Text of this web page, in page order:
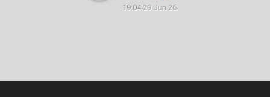
19:04 29 Jun 26